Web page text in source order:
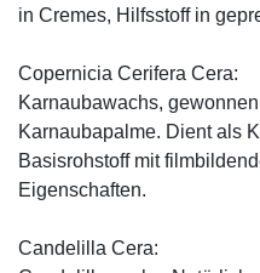
in Cremes, Hilfsstoff in
Copernicia Cerifera Cera:
Karnaubawachs,
Karnaubapalme. Dient als
Basisrohstoff mit
Eigenschaften.
Candelilla Cera: